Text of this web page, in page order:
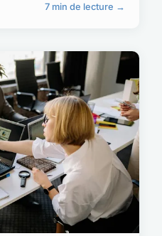
7 min de lecture →